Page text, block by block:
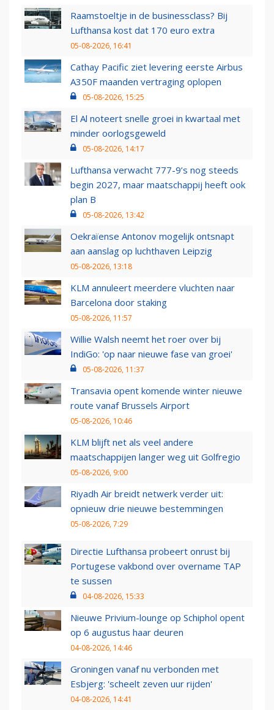
Raamstoeltje in de businessclass? Bij
Lufthansa kost dat 170 euro extra
05-08-2026, 16:41
Cathay Pacific ziet levering eerste Airbus
A350F maanden vertraging oplopen
05-08-2026, 15:25
El Al noteert snelle groei in kwartaal met
minder oorlogsgeweld
05-08-2026, 14:17
Lufthansa verwacht 777-9’s nog steeds
begin 2027, maar maatschappij heeft ook
plan B
05-08-2026, 13:42
Oekraïense Antonov mogelijk ontsnapt
aan aanslag op luchthaven Leipzig
05-08-2026, 13:18
KLM annuleert meerdere vluchten naar
Barcelona door staking
05-08-2026, 11:57
Willie Walsh neemt het roer over bij
IndiGo: 'op naar nieuwe fase van groei'
05-08-2026, 11:37
Transavia opent komende winter nieuwe
route vanaf Brussels Airport
05-08-2026, 10:46
KLM blijft net als veel andere
maatschappijen langer weg uit Golfregio
05-08-2026, 9:00
Riyadh Air breidt netwerk verder uit:
opnieuw drie nieuwe bestemmingen
05-08-2026, 7:29
Directie Lufthansa probeert onrust bij
Portugese vakbond over overname TAP
te sussen
04-08-2026, 15:33
Nieuwe Privium-lounge op Schiphol opent
op 6 augustus haar deuren
04-08-2026, 14:46
Groningen vanaf nu verbonden met
Esbjerg: 'scheelt zeven uur rijden'
04-08-2026, 14:41